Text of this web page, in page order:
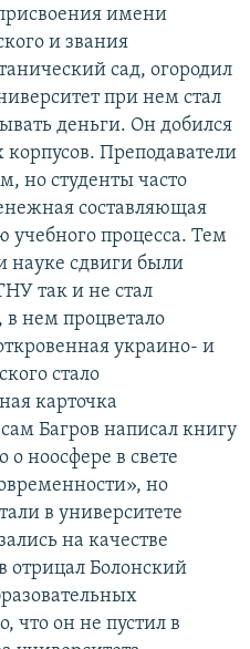
имени
и звания
сад, огородил
при нем стал
деньги. Он добился
Преподаватели
но студенты часто
составляющая
учебного процесса. Тем
науке сдвиги были
так и не стал
нем процветало
украино- и
стало
карточка
Багров написал книгу
ноосфере в свете
но
в университете
на качестве
отрицал Болонский
что он не пустил в